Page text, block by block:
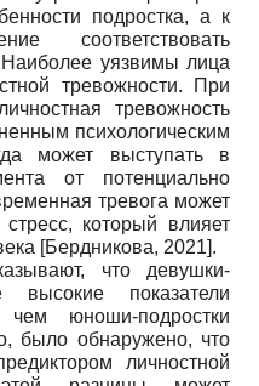
подростка, а к
соответствовать
уязвимы лица
тревожности. При
тревожность
психологическим
может выступать в
от потенциально
тревога может
который влияет
[Бердникова, 2021].
что девушки-
показатели
чем юноши-подростки
было обнаружено, что
личностной